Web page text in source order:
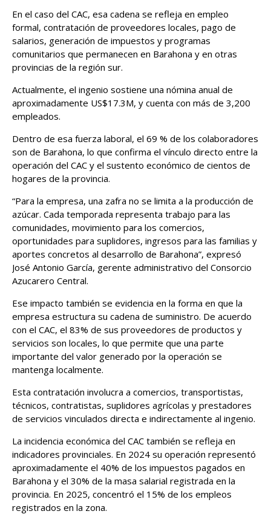
En el caso del CAC, esa cadena se refleja en empleo
formal, contratación de proveedores locales, pago de
salarios, generación de impuestos y programas
comunitarios que permanecen en Barahona y en otras
provincias de la región sur.
Actualmente, el ingenio sostiene una nómina anual de
aproximadamente US$17.3M, y cuenta con más de 3,200
empleados.
Dentro de esa fuerza laboral, el 69 % de los colaboradores
son de Barahona, lo que confirma el vínculo directo entre la
operación del CAC y el sustento económico de cientos de
hogares de la provincia.
“Para la empresa, una zafra no se limita a la producción de
azúcar. Cada temporada representa trabajo para las
comunidades, movimiento para los comercios,
oportunidades para suplidores, ingresos para las familias y
aportes concretos al desarrollo de Barahona”, expresó
José Antonio García, gerente administrativo del Consorcio
Azucarero Central.
Ese impacto también se evidencia en la forma en que la
empresa estructura su cadena de suministro. De acuerdo
con el CAC, el 83% de sus proveedores de productos y
servicios son locales, lo que permite que una parte
importante del valor generado por la operación se
mantenga localmente.
Esta contratación involucra a comercios, transportistas,
técnicos, contratistas, suplidores agrícolas y prestadores
de servicios vinculados directa e indirectamente al ingenio.
La incidencia económica del CAC también se refleja en
indicadores provinciales. En 2024 su operación representó
aproximadamente el 40% de los impuestos pagados en
Barahona y el 30% de la masa salarial registrada en la
provincia. En 2025, concentró el 15% de los empleos
registrados en la zona.